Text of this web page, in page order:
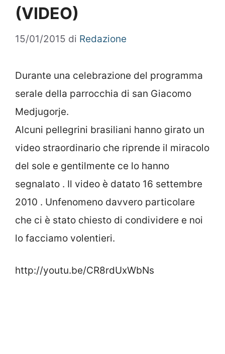
(VIDEO)
15/01/2015 di Redazione
Durante una celebrazione del programma
serale della parrocchia di san Giacomo
Medjugorje.
Alcuni pellegrini brasiliani hanno girato un
video straordinario che riprende il miracolo
del sole e gentilmente ce lo hanno
segnalato . Il video è datato 16 settembre
2010 . Unfenomeno davvero particolare
che ci è stato chiesto di condividere e noi
lo facciamo volentieri.
http://youtu.be/CR8rdUxWbNs